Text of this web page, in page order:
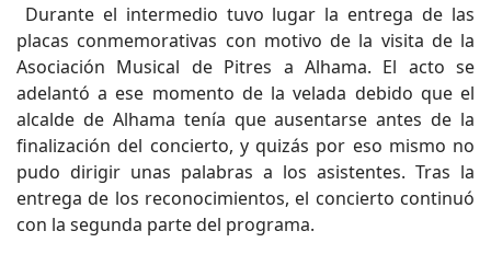
Durante el intermedio tuvo lugar la entrega de las
placas conmemorativas con motivo de la visita de la
Asociación Musical de Pitres a Alhama. El acto se
adelantó a ese momento de la velada debido que el
alcalde de Alhama tenía que ausentarse antes de la
finalización del concierto, y quizás por eso mismo no
pudo dirigir unas palabras a los asistentes. Tras la
entrega de los reconocimientos, el concierto continuó
con la segunda parte del programa.